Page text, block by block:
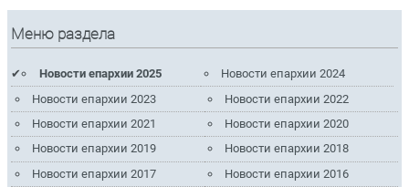
Меню раздела
Новости епархии 2025
Новости епархии 2024
Новости епархии 2023
Новости епархии 2022
Новости епархии 2021
Новости епархии 2020
Новости епархии 2019
Новости епархии 2018
Новости епархии 2017
Новости епархии 2016